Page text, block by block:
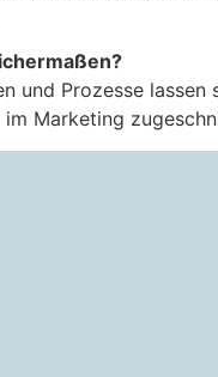
Prozesse
Marketing